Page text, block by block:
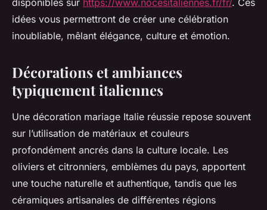
disponibles sur https://www.nocesitaliennes.fr/fr/. Ces
idées vous permettront de créer une célébration
inoubliable, mêlant élégance, culture et émotion.
Décorations et ambiances
typiquement italiennes
Une décoration mariage Italie réussie repose souvent
sur l’utilisation de matériaux et couleurs
profondément ancrés dans la culture locale. Les
oliviers et citronniers, emblèmes du pays, apportent
une touche naturelle et authentique, tandis que les
céramiques artisanales de différentes régions